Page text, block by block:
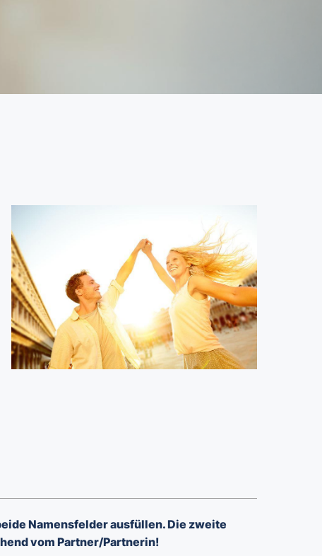
Namensfelder ausfüllen. Die zweite
vom Partner/Partnerin!